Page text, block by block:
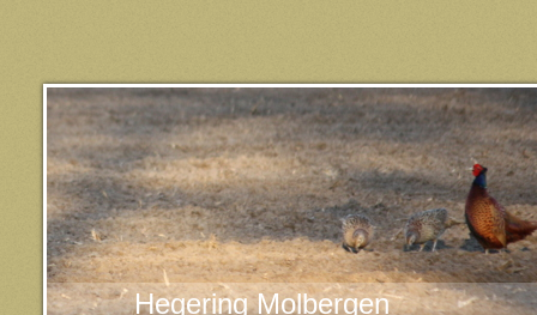
Hegering Molbergen